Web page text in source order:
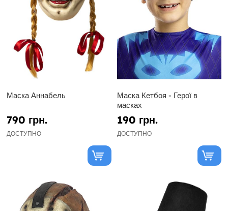
Маска Аннабель
790 грн.
ДОСТУПНО
Маска Кетбоя - Герої в
масках
190 грн.
ДОСТУПНО